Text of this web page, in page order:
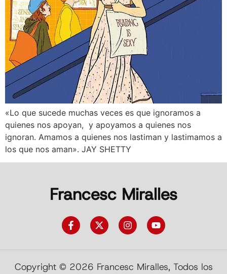
«Lo que sucede muchas veces es que ignoramos a
quienes nos apoyan, y apoyamos a quienes nos
ignoran. Amamos a quienes nos lastiman y lastimamos a
los que nos aman». JAY SHETTY
Francesc Miralles
Copyright © 2026 Francesc Miralles, Todos los